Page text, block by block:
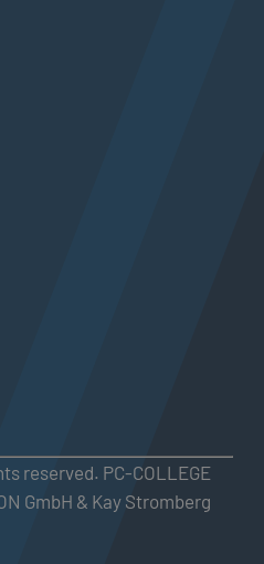
reserved. PC-COLLEGE
GmbH & Kay Stromberg